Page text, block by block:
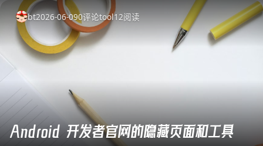
bt2026-06-090评论tool12阅读
Android 开发者官网的隐藏页面和工具